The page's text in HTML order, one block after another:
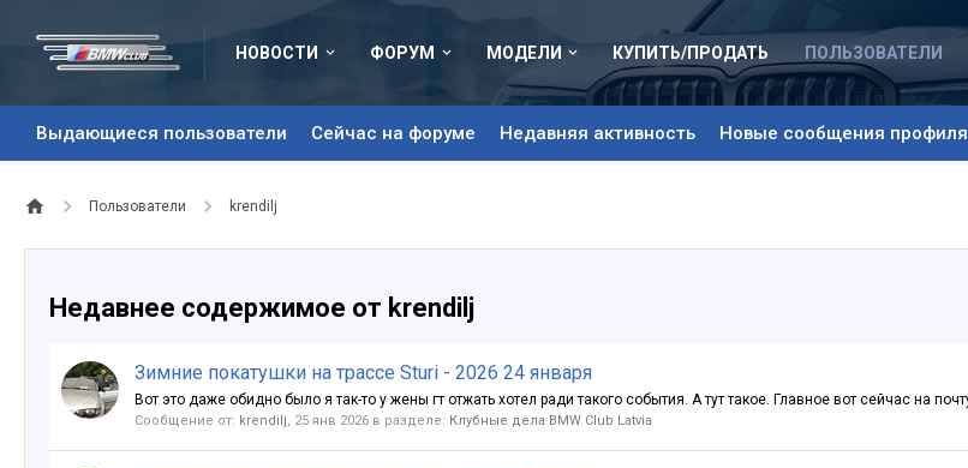
НОВОСТИ ФОРУМ МОДЕЛИ КУПИТЬ/ПРОДАТЬ ПОЛЬЗОВАТЕЛИ
Выдающиеся пользователи Сейчас на форуме Недавняя активность Новые сообщения профиля
Пользователи krendilj
Недавнее содержимое от krendilj
Зимние покатушки на трассе Sturi - 2026 24 января
Вот это даже обидно было я так-то у жены гт отжать хотел ради такого события. А тут такое. Главное вот сейчас на
Сообщение от: krendilj, 25 янв 2026 в разделе: Клубные дела BMW Club Latvia